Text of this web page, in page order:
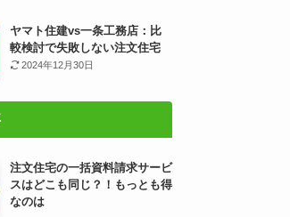
ヤマト住建vs一条工務店：比
較検討で失敗しない注文住宅
2024年12月30日
注文住宅の一括資料請求サービ
スはどこも同じ？！もっとも得
なのは